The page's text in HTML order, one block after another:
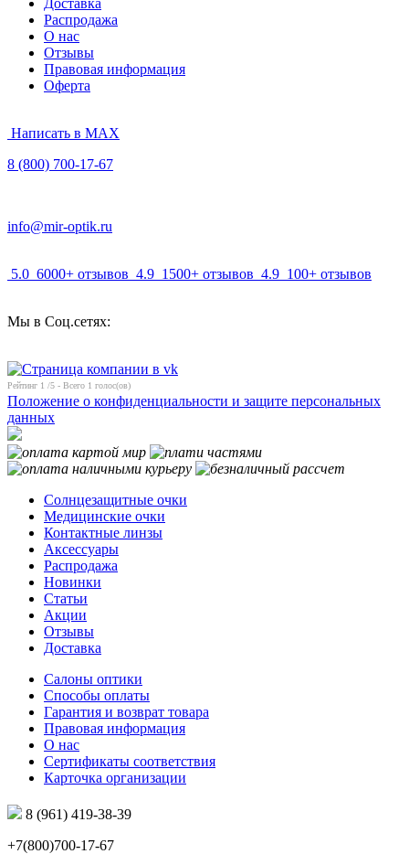
Распродажа
О нас
Отзывы
Правовая информация
Оферта
Написать в MAX
8 (800) 700-17-67
info@mir-optik.ru
5.0 6000+ отзывов 4.9 1500+ отзывов 4.9 100+ отзывов
Мы в Соц.сетях:
Рейтинг 1 /5 - Всего 1 голос(ов)
Положение о конфиденциальности и защите персональных
данных
Солнцезащитные очки
Медицинские очки
Контактные линзы
Аксессуары
Распродажа
Новинки
Статьи
Акции
Отзывы
Доставка
Салоны оптики
Способы оплаты
Гарантия и возврат товара
Правовая информация
О нас
Сертификаты соответствия
Карточка организации
8 (961) 419-38-39
+7(800)700-17-67